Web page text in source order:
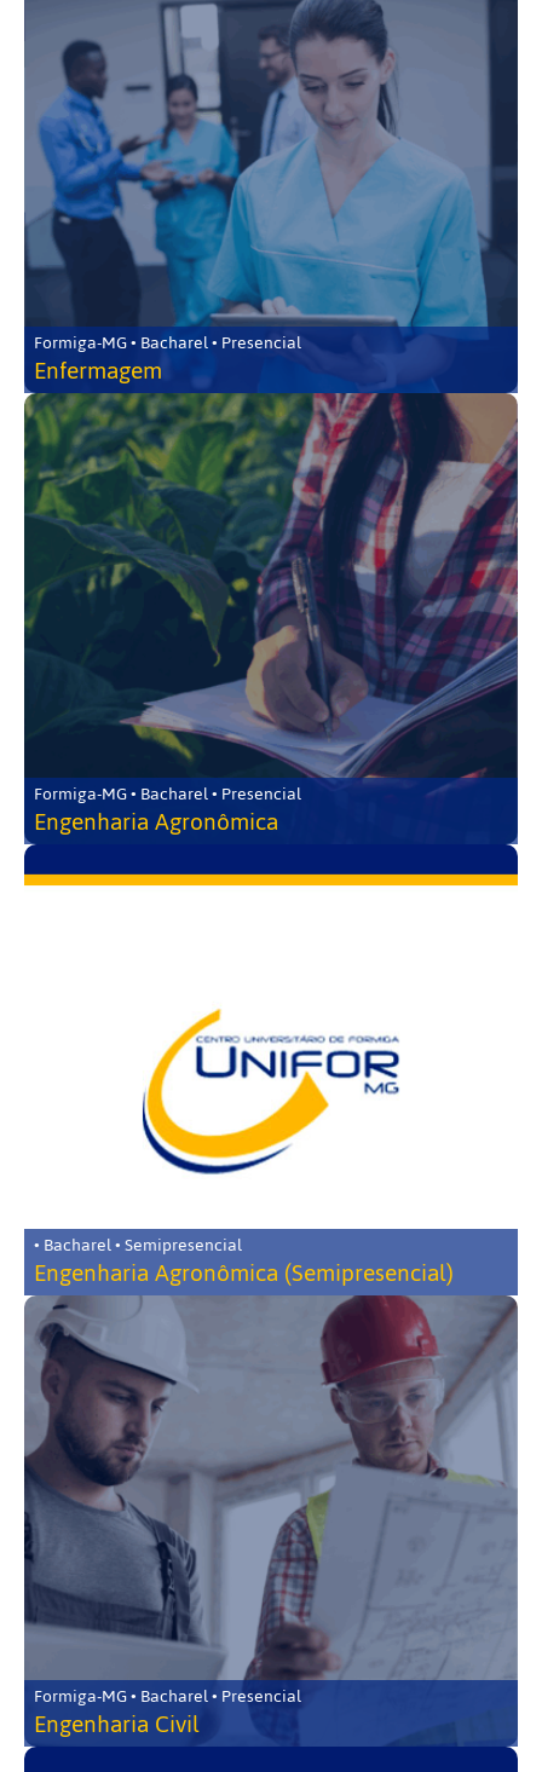
Formiga-MG • Bacharel • Presencial
Enfermagem
Formiga-MG • Bacharel • Presencial
Engenharia Agronômica
• Bacharel • Semipresencial
Engenharia Agronômica (Semipresencial)
Formiga-MG • Bacharel • Presencial
Engenharia Civil